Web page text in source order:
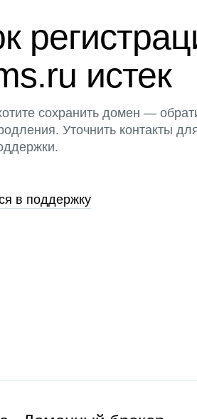
истек
сохранить домен —
Уточнить контакты
в поддержку